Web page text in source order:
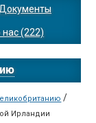
Документы
(222)
/
Ирландии